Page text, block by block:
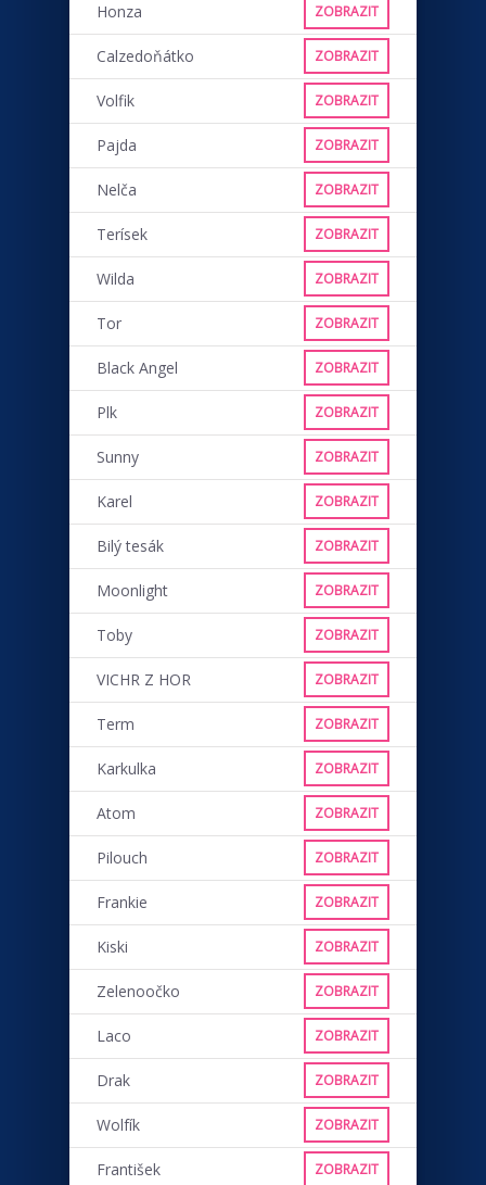
Honza ZOBRAZIT
Calzedoňátko ZOBRAZIT
Volfik ZOBRAZIT
Pajda ZOBRAZIT
Nelča ZOBRAZIT
Terísek ZOBRAZIT
Wilda ZOBRAZIT
Tor ZOBRAZIT
Black Angel ZOBRAZIT
Plk ZOBRAZIT
Sunny ZOBRAZIT
Karel ZOBRAZIT
Bilý tesák ZOBRAZIT
Moonlight ZOBRAZIT
Toby ZOBRAZIT
VICHR Z HOR ZOBRAZIT
Term ZOBRAZIT
Karkulka ZOBRAZIT
Atom ZOBRAZIT
Pilouch ZOBRAZIT
Frankie ZOBRAZIT
Kiski ZOBRAZIT
Zelenoočko ZOBRAZIT
Laco ZOBRAZIT
Drak ZOBRAZIT
Wolfík ZOBRAZIT
František ZOBRAZIT